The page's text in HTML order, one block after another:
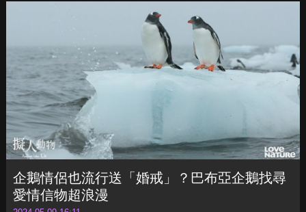
《馴鹿寶貝》「瑪莎」本尊將提告！曝遭受死
2024-05-10 18:44